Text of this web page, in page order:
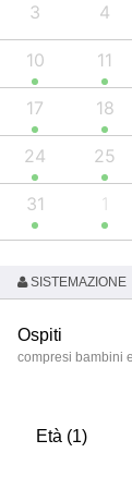
3 4
10 11
17 18
24 25
31 1
SISTEMAZIONE
Ospiti
compresi bambini
Età (1)